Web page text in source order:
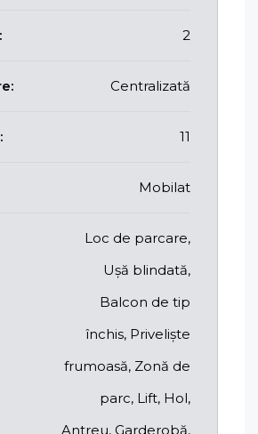
2
Centralizată
11
Mobilat
Loc de parcare,
Ușă blindată,
Balcon de tip
închis, Priveliște
frumoasă, Zonă de
parc, Lift, Hol,
Antreu, Garderobă,